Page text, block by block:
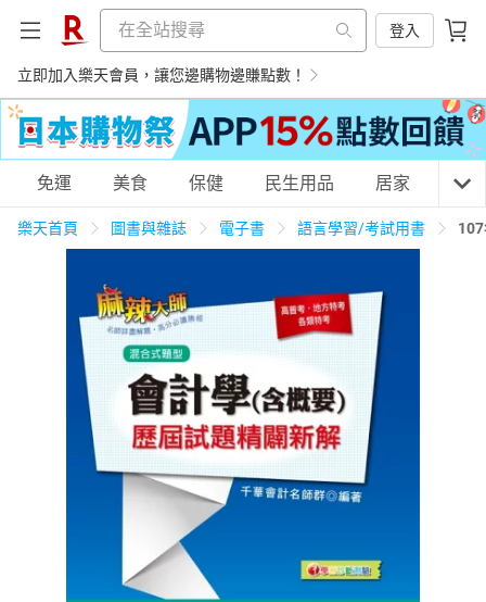
登入
立即加入樂天會員，讓您邊購物邊賺點數！
購物網分類
天天免運 美食蛋糕 養生保健 民生用品
居家生活 3C家電
男裝
電子/紙本書
免運 美食 保健 民生用品 居家 3C
樂天首頁 圖書與雜誌 電子書 語言學習/考試用書